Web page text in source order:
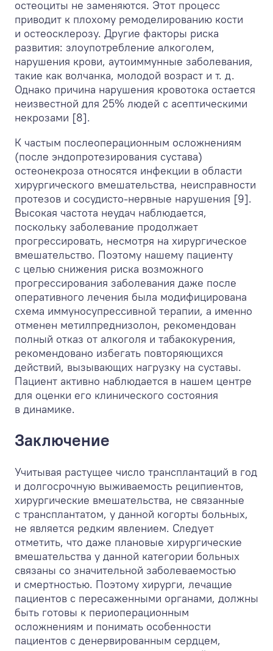
остеоциты не заменяются. Этот процесс
приводит к плохому ремоделированию кости
и остеосклерозу. Другие факторы риска
развития: злоупотребление алкоголем,
нарушения крови, аутоиммунные заболевания,
такие как волчанка, молодой возраст и т. д.
Однако причина нарушения кровотока остается
неизвестной для 25% людей с асептическими
некрозами [8].
К частым послеоперационным осложнениям
(после эндопротезирования сустава)
остеонекроза относятся инфекции в области
хирургического вмешательства, неисправности
протезов и сосудисто-нервные нарушения [9].
Высокая частота неудач наблюдается,
поскольку заболевание продолжает
прогрессировать, несмотря на хирургическое
вмешательство. Поэтому нашему пациенту
с целью снижения риска возможного
прогрессирования заболевания даже после
оперативного лечения была модифицирована
схема иммуносупрессивной терапии, а именно
отменен метилпреднизолон, рекомендован
полный отказ от алкоголя и табакокурения,
рекомендовано избегать повторяющихся
действий, вызывающих нагрузку на суставы.
Пациент активно наблюдается в нашем центре
для оценки его клинического состояния
в динамике.
Заключение
Учитывая растущее число трансплантаций в год
и долгосрочную выживаемость реципиентов,
хирургические вмешательства, не связанные
с трансплантатом, у данной когорты больных,
не является редким явлением. Следует
отметить, что даже плановые хирургические
вмешательства у данной категории больных
связаны со значительной заболеваемостью
и смертностью. Поэтому хирурги, лечащие
пациентов с пересаженными органами, должны
быть готовы к периоперационным
осложнениям и понимать особенности
пациентов с денервированным сердцем,